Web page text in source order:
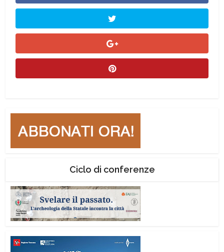
Ciclo di conferenze